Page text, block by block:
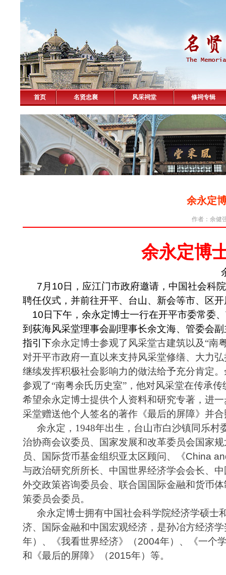
首页 名贤忠襄 风采祠堂 修祠专辑
余永定
作者：余健
余永定博
7 月 10 日，应江门市政府邀请，中国社会科
聘任仪式，并前往开平、台山、 新会等市、
区
10 日下午，余永定博士一行在开平市委常委
到 荻海风采堂理事会副理事长余文海、管委会
指引下余永定博士参观了风采堂古建筑以及“南
对开平市政府一直以来支持风采堂修缮、大力
继续发挥积极社会影响力的做法给予充分肯定。
参观了“南粤余氏历史室”，他对风采堂在传承
希望余永定博士提供个人资料和研究专著，进
采堂赠送他个人签名的著作《最后的屏障》并
余永定， 1948年出生， 台山市白沙镇同乐村
治协商会议委员、国家发展和改革委员会国家
员、国际货币基金组织亚太区顾问、《China
与政治研究所所长、中国世界经济学会会长、
外交政策咨询委员会、联合国国际金融和货币
策委员会委员。
余永定博士拥有中国社会科学院经济学硕士
济、国际金融和中国宏观经济，是孙冶方经济
年）、《我看世界经济》（2004年）、《一个
和《最后的屏障》（2015年）等。